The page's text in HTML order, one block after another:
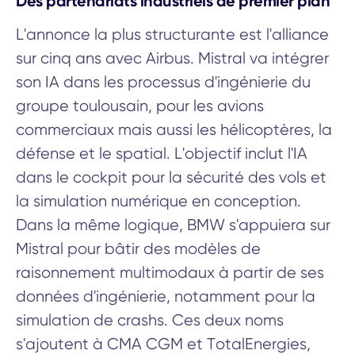
L'annonce la plus structurante est l'alliance
sur cinq ans avec Airbus. Mistral va intégrer
son IA dans les processus d'ingénierie du
groupe toulousain, pour les avions
commerciaux mais aussi les hélicoptères, la
défense et le spatial. L'objectif inclut l'IA
dans le cockpit pour la sécurité des vols et
la simulation numérique en conception.
Dans la même logique, BMW s'appuiera sur
Mistral pour bâtir des modèles de
raisonnement multimodaux à partir de ses
données d'ingénierie, notamment pour la
simulation de crashs. Ces deux noms
s'ajoutent à CMA CGM et TotalEnergies,